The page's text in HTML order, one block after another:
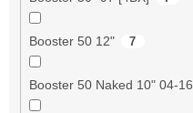
Booster 50 12" 7
Booster 50 Naked 10" 04-16